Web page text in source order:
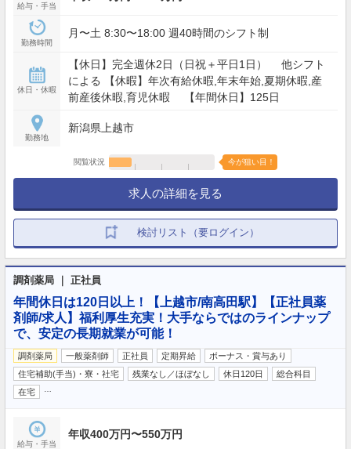
給与・手当
勤務時間
月〜土 8:30〜18:00 週40時間のシフト制
休日・休暇
【休日】完全週休2日（日祝＋平日1日） 他シフト
による 【休暇】年次有給休暇,年末年始,夏期休暇,産
前産後休暇,育児休暇 【年間休日】125日
勤務地
新潟県上越市
閲覧状況 今が狙い目！
求人の詳細を見る
検討リスト（要ログイン）
調剤薬局 ｜ 正社員
年間休日は120日以上！【上越市/南高田駅】【正社員薬
剤師/求人】福利厚生充実！大手ならではのラインナップ
で、安定の長期就業が可能！
調剤薬局 一般薬剤師 正社員 定期昇給
ボーナス・賞与あり
住宅補助(手当)・寮・社宅
残業なし／ほぼなし 休日120日
総合科目
在宅
給与・手当
年収400万円〜550万円